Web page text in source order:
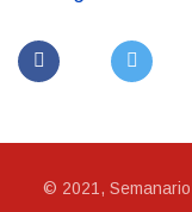
© 2021,